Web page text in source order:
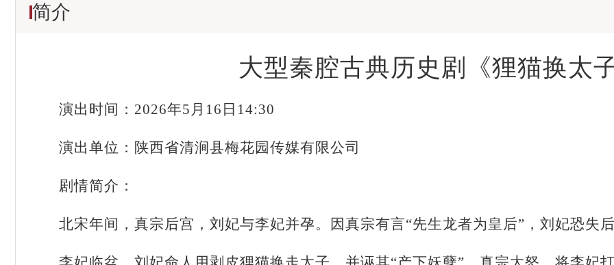
简介
大型秦腔古典历史剧《狸猫换太
演出时间： 2026年5月16日14:30
演出单位：陕西省清涧县梅花园传媒有限公司
剧情简介：
北宋年间，真宗后宫，刘妃与李妃并孕。因真宗有言“先生龙者为皇后”，刘妃恐失